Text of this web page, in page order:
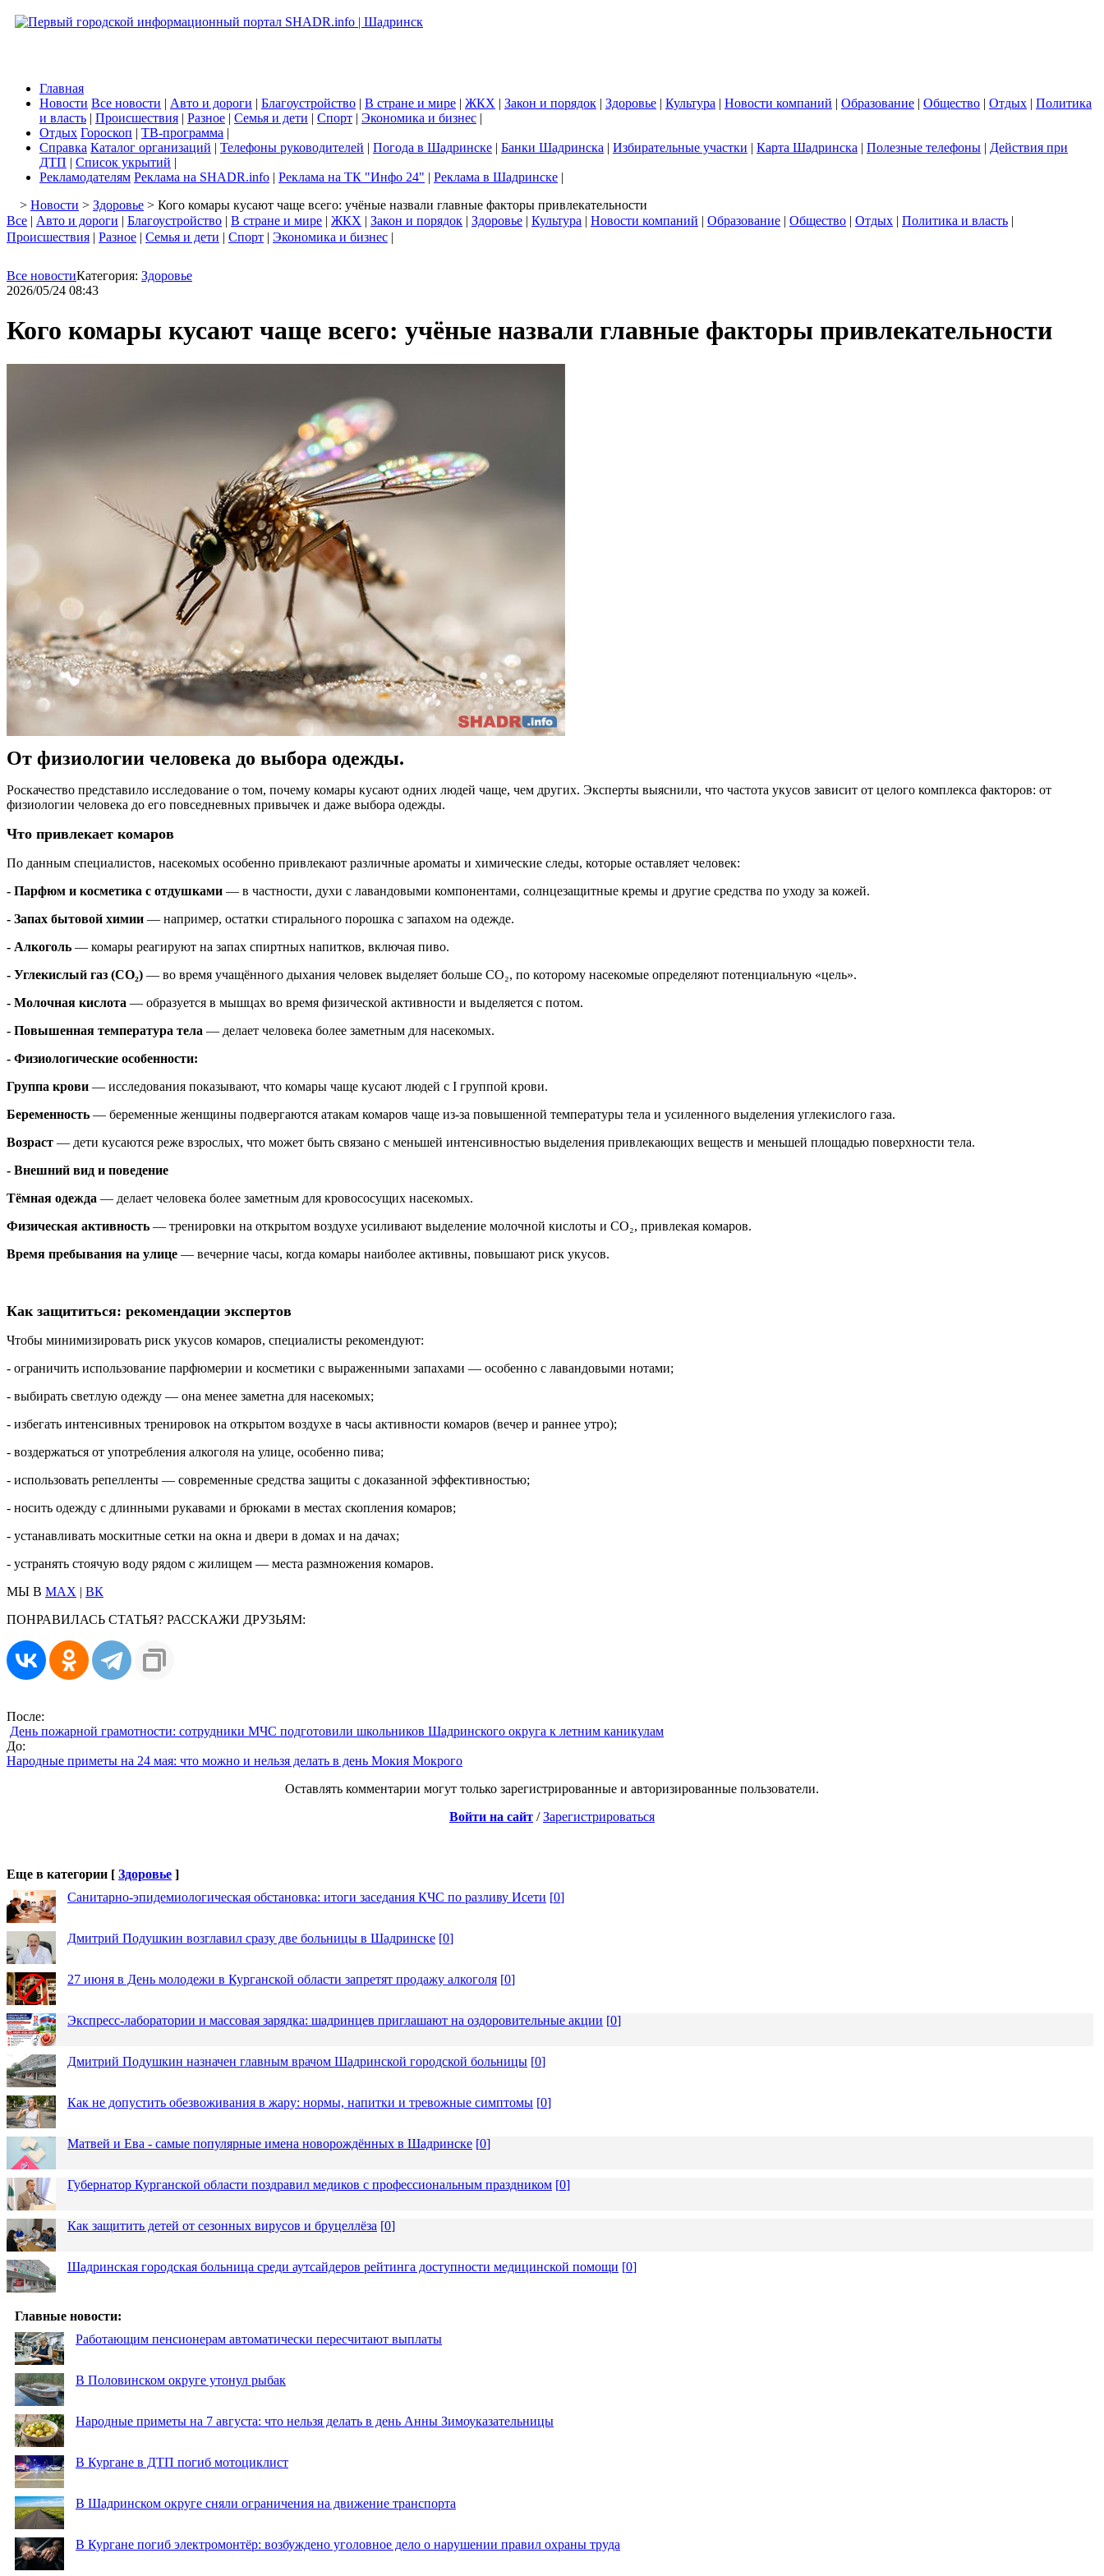
Главная
Новости Все новости | Авто и дороги | Благоустройство | В стране и мире | ЖКХ | Закон и порядок | Здоровье | Культура | Новости компаний | Образование | Общество | Отдых | Политика
и власть | Происшествия | Разное | Семья и дети | Спорт | Экономика и бизнес |
Отдых Гороскоп | ТВ-программа |
Справка Каталог организаций | Телефоны руководителей | Погода в Шадринске | Банки Шадринска | Избирательные участки | Карта Шадринска | Полезные телефоны | Действия при
ДТП | Список укрытий |
Рекламодателям Реклама на SHADR.info | Реклама на ТК "Инфо 24" | Реклама в Шадринске |
> Новости > Здоровье > Кого комары кусают чаще всего: учёные назвали главные факторы привлекательности
Все | Авто и дороги | Благоустройство | В стране и мире | ЖКХ | Закон и порядок | Здоровье | Культура | Новости компаний | Образование | Общество | Отдых | Политика и власть |
Происшествия | Разное | Семья и дети | Спорт | Экономика и бизнес |
Все новостиКатегория: Здоровье
2026/05/24 08:43
Кого комары кусают чаще всего: учёные назвали главные факторы привлекательности
От физиологии человека до выбора одежды.
Роскачество представило исследование о том, почему комары кусают одних людей чаще, чем других. Эксперты выяснили, что частота укусов зависит от целого комплекса факторов: от
физиологии человека до его повседневных привычек и даже выбора одежды.
Что привлекает комаров
По данным специалистов, насекомых особенно привлекают различные ароматы и химические следы, которые оставляет человек:
- Парфюм и косметика с отдушками — в частности, духи с лавандовыми компонентами, солнцезащитные кремы и другие средства по уходу за кожей.
- Запах бытовой химии — например, остатки стирального порошка с запахом на одежде.
- Алкоголь — комары реагируют на запах спиртных напитков, включая пиво.
- Углекислый газ (CO₂) — во время учащённого дыхания человек выделяет больше CO₂, по которому насекомые определяют потенциальную «цель».
- Молочная кислота — образуется в мышцах во время физической активности и выделяется с потом.
- Повышенная температура тела — делает человека более заметным для насекомых.
- Физиологические особенности:
Группа крови — исследования показывают, что комары чаще кусают людей с I группой крови.
Беременность — беременные женщины подвергаются атакам комаров чаще из‑за повышенной температуры тела и усиленного выделения углекислого газа.
Возраст — дети кусаются реже взрослых, что может быть связано с меньшей интенсивностью выделения привлекающих веществ и меньшей площадью поверхности тела.
- Внешний вид и поведение
Тёмная одежда — делает человека более заметным для кровососущих насекомых.
Физическая активность — тренировки на открытом воздухе усиливают выделение молочной кислоты и CO₂, привлекая комаров.
Время пребывания на улице — вечерние часы, когда комары наиболее активны, повышают риск укусов.
Как защититься: рекомендации экспертов
Чтобы минимизировать риск укусов комаров, специалисты рекомендуют:
- ограничить использование парфюмерии и косметики с выраженными запахами — особенно с лавандовыми нотами;
- выбирать светлую одежду — она менее заметна для насекомых;
- избегать интенсивных тренировок на открытом воздухе в часы активности комаров (вечер и раннее утро);
- воздержаться от употребления алкоголя на улице, особенно пива;
- использовать репелленты — современные средства защиты с доказанной эффективностью;
- носить одежду с длинными рукавами и брюками в местах скопления комаров;
- устанавливать москитные сетки на окна и двери в домах и на дачах;
- устранять стоячую воду рядом с жилищем — места размножения комаров.
МЫ В MAX | ВК
ПОНРАВИЛАСЬ СТАТЬЯ? РАССКАЖИ ДРУЗЬЯМ:
После:
День пожарной грамотности: сотрудники МЧС подготовили школьников Шадринского округа к летним каникулам
До:
Народные приметы на 24 мая: что можно и нельзя делать в день Мокия Мокрого
Оставлять комментарии могут только зарегистрированные и авторизированные пользователи.
Войти на сайт /Зарегистрироваться
Еще в категории [ Здоровье ]
Санитарно-эпидемиологическая обстановка: итоги заседания КЧС по разливу Исети [0]
Дмитрий Подушкин возглавил сразу две больницы в Шадринске [0]
27 июня в День молодежи в Курганской области запретят продажу алкоголя [0]
Экспресс-лаборатории и массовая зарядка: шадринцев приглашают на оздоровительные акции [0]
Дмитрий Подушкин назначен главным врачом Шадринской городской больницы [0]
Как не допустить обезвоживания в жару: нормы, напитки и тревожные симптомы [0]
Матвей и Ева - самые популярные имена новорождённых в Шадринске [0]
Губернатор Курганской области поздравил медиков с профессиональным праздником [0]
Как защитить детей от сезонных вирусов и бруцеллёза [0]
Шадринская городская больница среди аутсайдеров рейтинга доступности медицинской помощи [0]
Главные новости:
Работающим пенсионерам автоматически пересчитают выплаты
В Половинском округе утонул рыбак
Народные приметы на 7 августа: что нельзя делать в день Анны Зимоуказательницы
В Кургане в ДТП погиб мотоциклист
В Шадринском округе сняли ограничения на движение транспорта
В Кургане погиб электромонтёр: возбуждено уголовное дело о нарушении правил охраны труда